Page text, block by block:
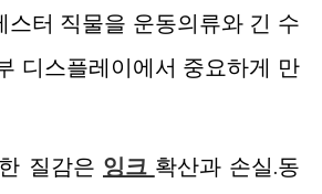
스터 직물을 운동의류와 긴 수
디스플레이에서 중요하게 만
질감은 잉크 확산과 손실.동